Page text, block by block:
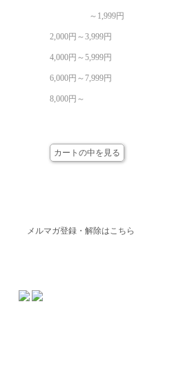
～1,999円
2,000円～3,999円
4,000円～5,999円
6,000円～7,999円
8,000円～
カートの中を見る
メルマガ登録・解除はこちら